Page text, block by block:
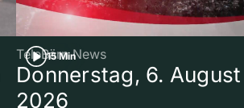
15 Min
TeleBärn News
Donnerstag, 6. August
2026